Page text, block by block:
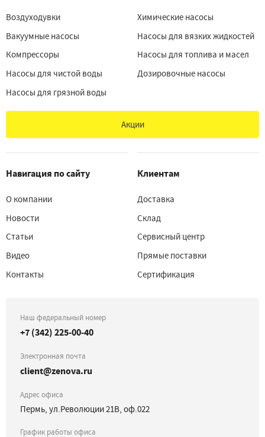
Воздуходувки
Вакуумные насосы
Компрессоры
Насосы для чистой воды
Насосы для грязной воды
Химические насосы
Насосы для вязких жидкостей
Насосы для топлива и масел
Дозировочные насосы
Акции
Навигация по сайту
О компании
Новости
Статьи
Видео
Контакты
Клиентам
Доставка
Склад
Сервисный центр
Прямые поставки
Сертификация
Наш федеральный номер
+7 (342) 225-00-40
Электронная почта
client@zenova.ru
Адрес офиса
Пермь, ул.Революции 21В, оф.022
График работы офиса